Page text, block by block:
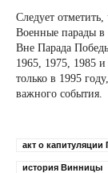
Следует
Военные парады
Вне Парада
1965, 1975, 1985
только в 1995
важного события.
акт о капитуляции
история Винницы